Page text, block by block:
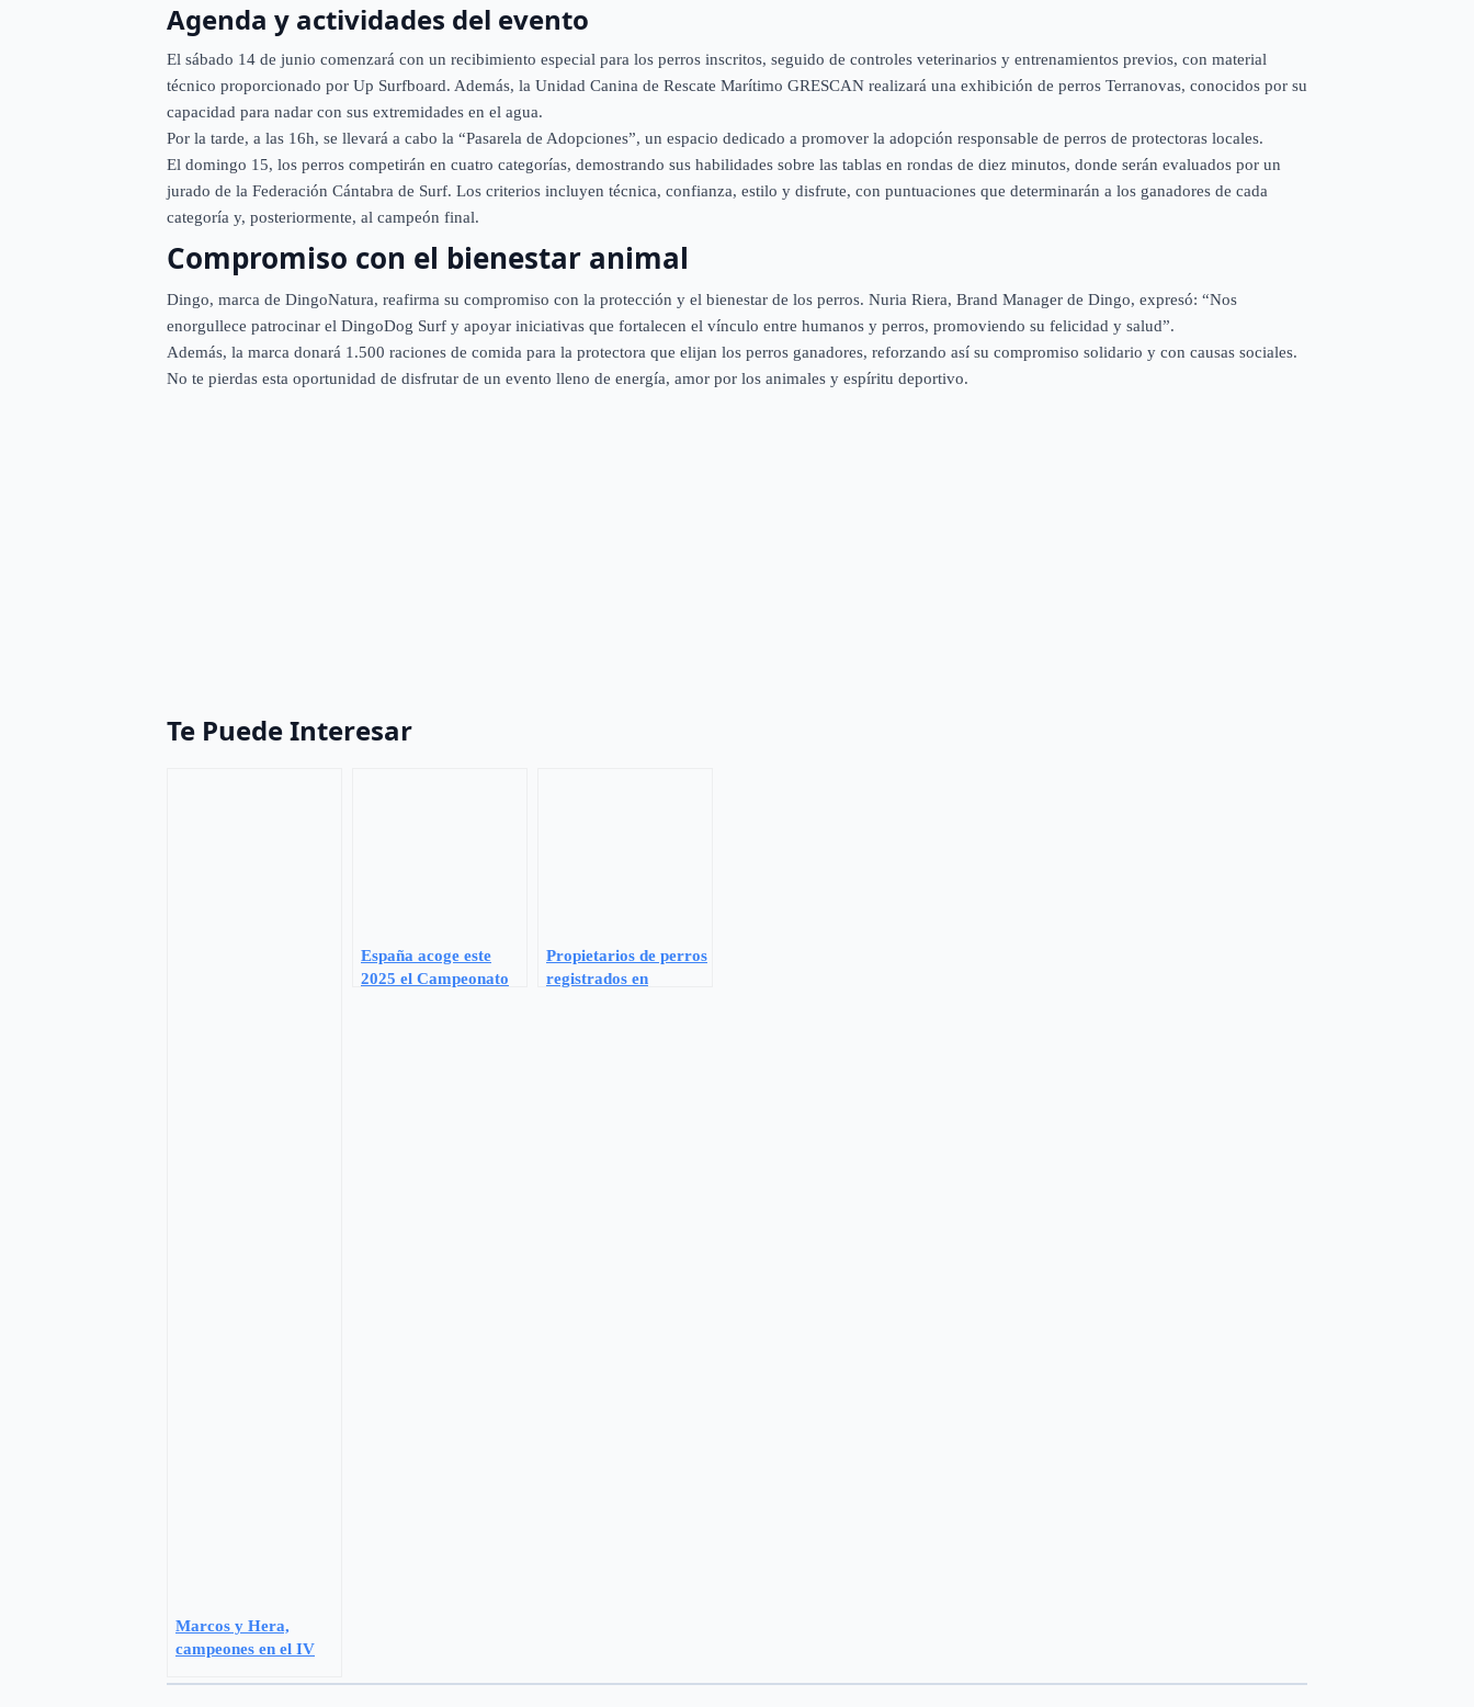
Agenda y actividades del evento
El sábado 14 de junio comenzará con un recibimiento especial para los perros inscritos, seguido de controles veterinarios y entrenamientos previos, con material
técnico proporcionado por Up Surfboard. Además, la Unidad Canina de Rescate Marítimo GRESCAN realizará una exhibición de perros Terranovas, conocidos por su
capacidad para nadar con sus extremidades en el agua.
Por la tarde, a las 16h, se llevará a cabo la “Pasarela de Adopciones”, un espacio dedicado a promover la adopción responsable de perros de protectoras locales.
El domingo 15, los perros competirán en cuatro categorías, demostrando sus habilidades sobre las tablas en rondas de diez minutos, donde serán evaluados por un
jurado de la Federación Cántabra de Surf. Los criterios incluyen técnica, confianza, estilo y disfrute, con puntuaciones que determinarán a los ganadores de cada
categoría y, posteriormente, al campeón final.
Compromiso con el bienestar animal
Dingo, marca de DingoNatura, reafirma su compromiso con la protección y el bienestar de los perros. Nuria Riera, Brand Manager de Dingo, expresó: “Nos
enorgullece patrocinar el DingoDog Surf y apoyar iniciativas que fortalecen el vínculo entre humanos y perros, promoviendo su felicidad y salud”.
Además, la marca donará 1.500 raciones de comida para la protectora que elijan los perros ganadores, reforzando así su compromiso solidario y con causas sociales.
No te pierdas esta oportunidad de disfrutar de un evento lleno de energía, amor por los animales y espíritu deportivo.
Te Puede Interesar
Marcos y Hera,
campeones en el IV
España acoge este
2025 el Campeonato
Propietarios de perros
registrados en